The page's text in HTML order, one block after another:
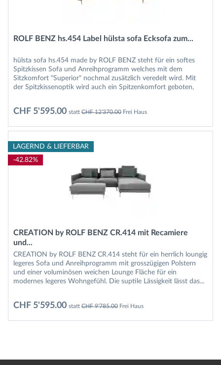
ROLF BENZ hs.454 Label hülsta sofa Ecksofa zum...
hülsta sofa hs.454 made by ROLF BENZ steht für ein softes
Spitzkissen Sofa und Anreihprogramm welches mit dem
Sitzkomfort "Superior" nochmal zusätzlich veredelt wird. Mit
der Spitzkissenoptik wird auch ein Spitzenkomfort geboten,
CHF 5'595.00 stattCHF 12'370.00Frei Haus
LAGERND & LIEFERBAR
-42.82%
CREATION by ROLF BENZ CR.414 mit Recamiere
und...
CREATION by ROLF BENZ CR.414 steht für ein herrlich loungig
legeres Sofa und Anreihprogramm mit grosszügigen Polstern
und einer voluminösen weichen Lounge Fläche für ein
modernes legeres Wohngefühl. Die suptile Lässigkeit lässt das...
CHF 5'595.00 stattCHF 9'785.00Frei Haus